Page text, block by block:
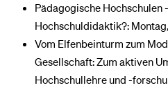
Pädagogische Hochschulen
Hochschuldidaktik?:
Vom Elfenbeinturm zum
Gesellschaft: Zum aktiven
Hochschullehre und -